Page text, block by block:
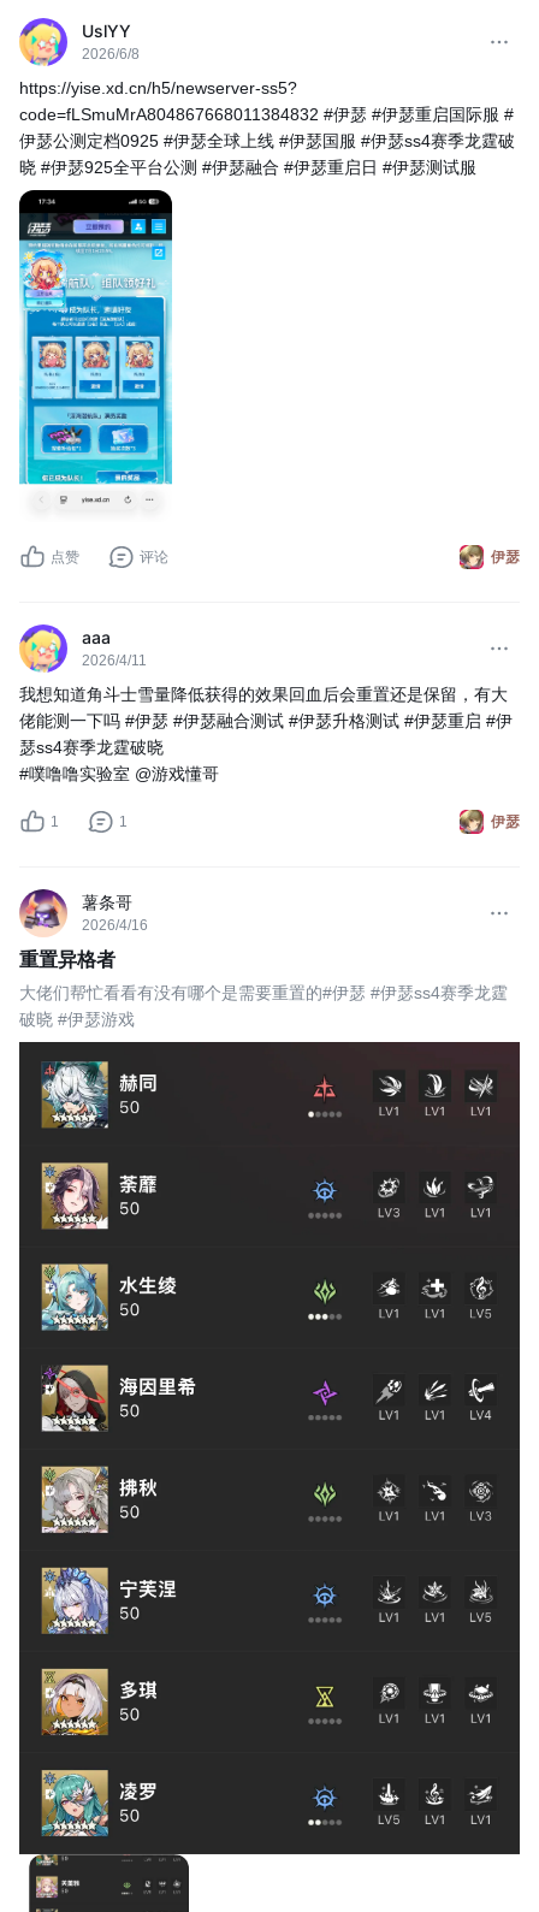
UslYY
2026/6/8
https://yise.xd.cn/h5/newserver-ss5?
code=fLSmuMrA804867668011384832 #伊瑟 #伊瑟重启国际服 #
伊瑟公测定档0925 #伊瑟全球上线 #伊瑟国服 #伊瑟ss4赛季龙霆破
晓 #伊瑟925全平台公测 #伊瑟融合 #伊瑟重启日 #伊瑟测试服
伊瑟
点赞 评论
aaa
2026/4/11
我想知道角斗士雪量降低获得的效果回血后会重置还是保留，有大
佬能测一下吗 #伊瑟 #伊瑟融合测试 #伊瑟升格测试 #伊瑟重启 #伊
瑟ss4赛季龙霆破晓
#噗噜噜实验室 @游戏懂哥
伊瑟
1 1
薯条哥
2026/4/16
重置异格者
大佬们帮忙看看有没有哪个是需要重置的#伊瑟 #伊瑟ss4赛季龙霆
破晓 #伊瑟游戏